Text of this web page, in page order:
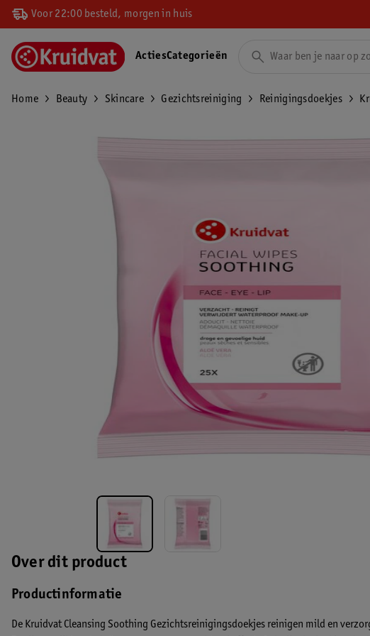
Voor 22:00 besteld, morgen in huis
ActiesCategorieën
Home Beauty Skincare Gezichtsreiniging Reinigingsdoekjes
Over dit product
Productinformatie
De Kruidvat Cleansing Soothing Gezichtsreinigingsdoekjes reinigen mild en